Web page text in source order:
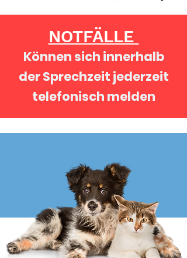
NOTFÄLLE
Können sich innerhalb
der Sprechzeit jederzeit
telefonisch melden